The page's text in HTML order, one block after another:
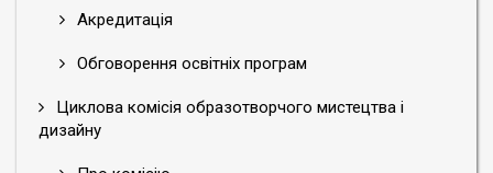
Акредитація
Обговорення освітніх програм
Циклова комісія образотворчого мистецтва і
дизайну